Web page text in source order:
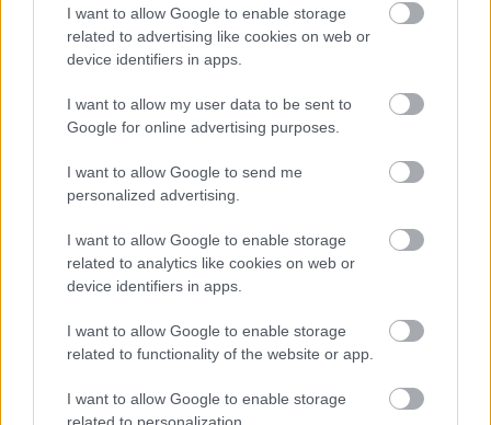
I want to allow Google to enable storage
related to advertising like cookies on web or
device identifiers in apps.
I want to allow my user data to be sent to
Google for online advertising purposes.
I want to allow Google to send me
personalized advertising.
I want to allow Google to enable storage
related to analytics like cookies on web or
device identifiers in apps.
I want to allow Google to enable storage
related to functionality of the website or app.
I want to allow Google to enable storage
related to personalization.
A modern autóversenyzésben, ahol
sok kicsi, apró módosítás összeadódva gyakran
fejlesztés - írja aScderia Fans.